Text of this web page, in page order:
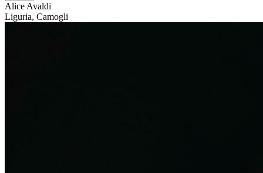
Alice Avaldi
Liguria, Camogli